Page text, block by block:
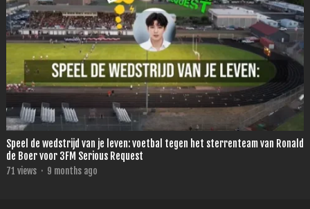
Speel de wedstrijd van je leven: voetbal tegen het sterrenteam van Ronald
de Boer voor 3FM Serious Request
71 views · 9 months ago